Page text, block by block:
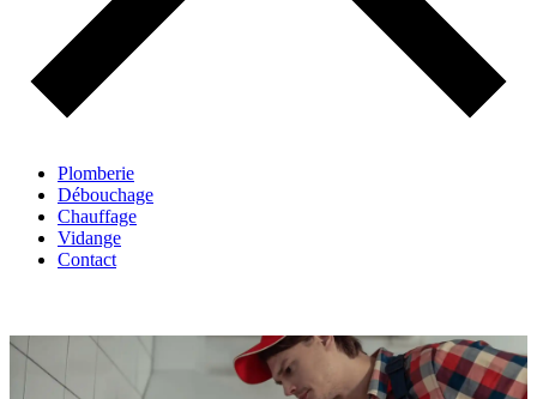
Plomberie
Débouchage
Chauffage
Vidange
Contact